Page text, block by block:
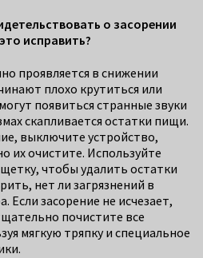
о засорении
исправить?
проявляется в снижении
плохо крутиться или
появиться странные звуки
скапливается остатки пищи.
выключите устройство,
их очистите. Используйте
чтобы удалить остатки
нет ли загрязнений в
Если засорение не исчезает,
почистите все
мягкую тряпку и специальное